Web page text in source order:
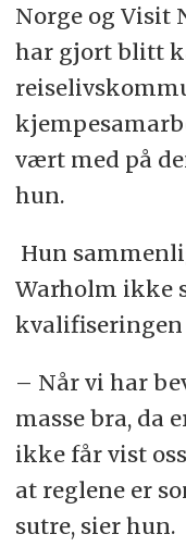
Norge og Visit
har gjort blitt
vært med på
hun.
Hun
Warholm ikke
kvalifiseringen
– Når vi har
masse bra, da
ikke får vist
at reglene er
sutre, sier hun.